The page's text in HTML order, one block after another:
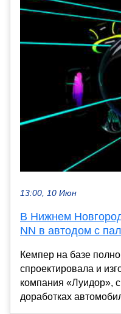
13:00, 10 Июн
В Нижнем
NN в автодом с
Кемпер на базе
спроектировала и
компания «Луидор»,
доработках